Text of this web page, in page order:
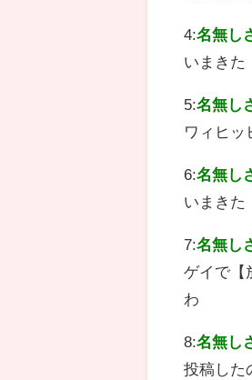
4:名無し
いまき
5:名無し
ワィヒッ
6:名無し
いまき
7:名無し
ゲイで【
わ
8:名無し
投稿した